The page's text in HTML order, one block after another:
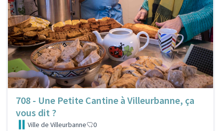
708 - Une Petite Cantine à Villeurbanne, ça
vous dit ?
Ville de Villeurbanne 0